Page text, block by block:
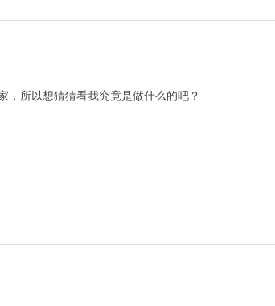
，所以想猜猜看我究竟是做什么的吧？